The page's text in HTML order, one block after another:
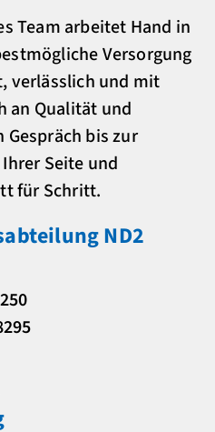
Team arbeitet Hand in
Versorgung
verlässlich und mit
an Qualität und
bis zur
Seite und
für Schritt.
ND2